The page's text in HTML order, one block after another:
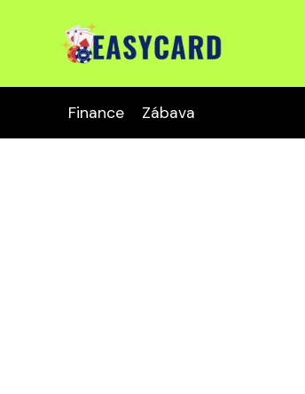
Finance Zábava